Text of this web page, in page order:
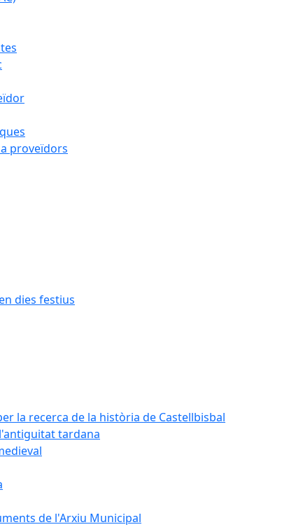
proveïdors
dies festius
la recerca de la història de Castellbisbal
tardana
de l'Arxiu Municipal